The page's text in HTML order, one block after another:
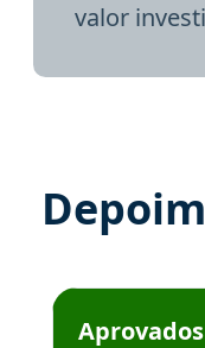
valor
Estudante José
Aprovados